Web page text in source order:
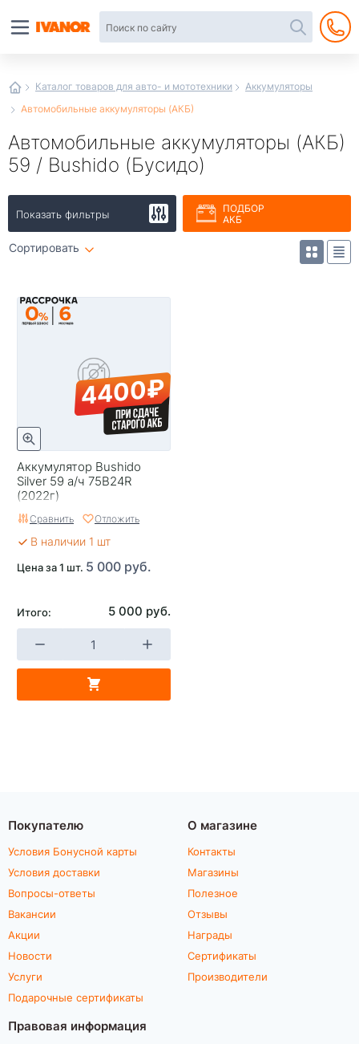
Каталог товаров для авто- и мототехники
Аккумуляторы
Автомобильные аккумуляторы (АКБ)
Автомобильные аккумуляторы (АКБ)
59 / Bushido (Бусидо)
Показать фильтры
ПОДБОР
АКБ
Сортировать
Аккумулятор Bushido
Silver 59 а/ч 75B24R
(2022г)
4400₽
Сравнить Отложить
В наличии 1 шт
Цена за 1 шт. 5 000 руб.
Итого: 5 000 руб.
Покупателю
Условия Бонусной карты
Условия доставки
Вопросы-ответы
Вакансии
Акции
Новости
Услуги
Подарочные сертификаты
О магазине
Контакты
Магазины
Полезное
Отзывы
Награды
Сертификаты
Производители
Правовая информация
интернет-